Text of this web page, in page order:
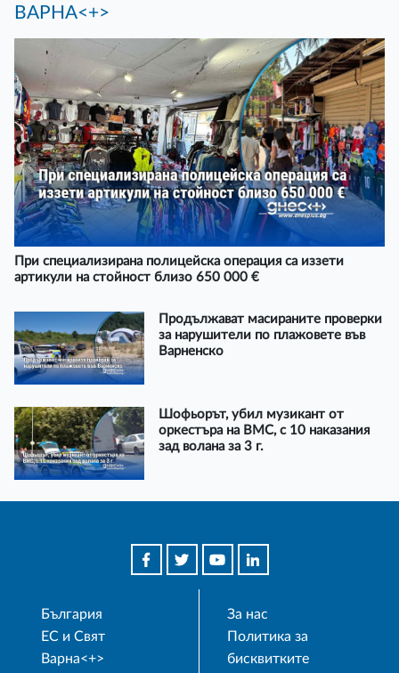
ВАРНА<+>
При специализирана полицейска операция са иззети
артикули на стойност близо 650 000 €
Продължават масираните проверки
за нарушители по плажовете във
Варненско
Шофьорът, убил музикант от
оркестъра на ВМС, с 10 наказания
зад волана за 3 г.
България
ЕС и Свят
Варна<+>
За нас
Политика за
бисквитките